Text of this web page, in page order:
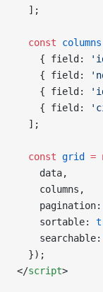
  ];
  const
columns
    { field:
    { field:
    { field:
    { field:
  ];
  const
grid =
    data,
    columns,
    pagination:
    sortable:
    searchable:
  });
</script>